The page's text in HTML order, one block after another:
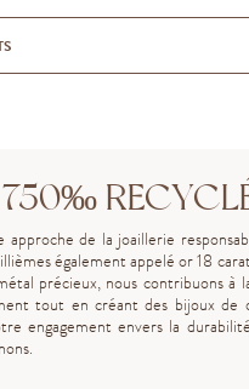
approche de la joaillerie
également appelé or 18
précieux, nous contribuons à
tout en créant des bijoux de
engagement envers la